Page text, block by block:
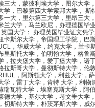
三大，蒙彼利埃大学，图尔大学
学，巴黎第四大学索邦大学， 斯
一大，里尔第三大学，里昂三大
兰大学，马兰欧尼，办理德国毕
国大学： 办理英国毕业证文凭
卡斯尔大学，帝国理工学院，巴
，华威大学，约克大学，兰卡
里斯托大学，伯明翰大学，格鲁
，拉夫堡大学，爱丁堡大学，诺
拉斯哥大学，曼彻斯特大学，伦
，阿斯顿大学，利兹大学，萨
学，雷丁大学，肯特 大学，利物
瑞瓦特大学，埃塞克斯大学，阿
德大学，基尔大学，考文垂大学
切斯特大学，朴茨茅斯大学，威